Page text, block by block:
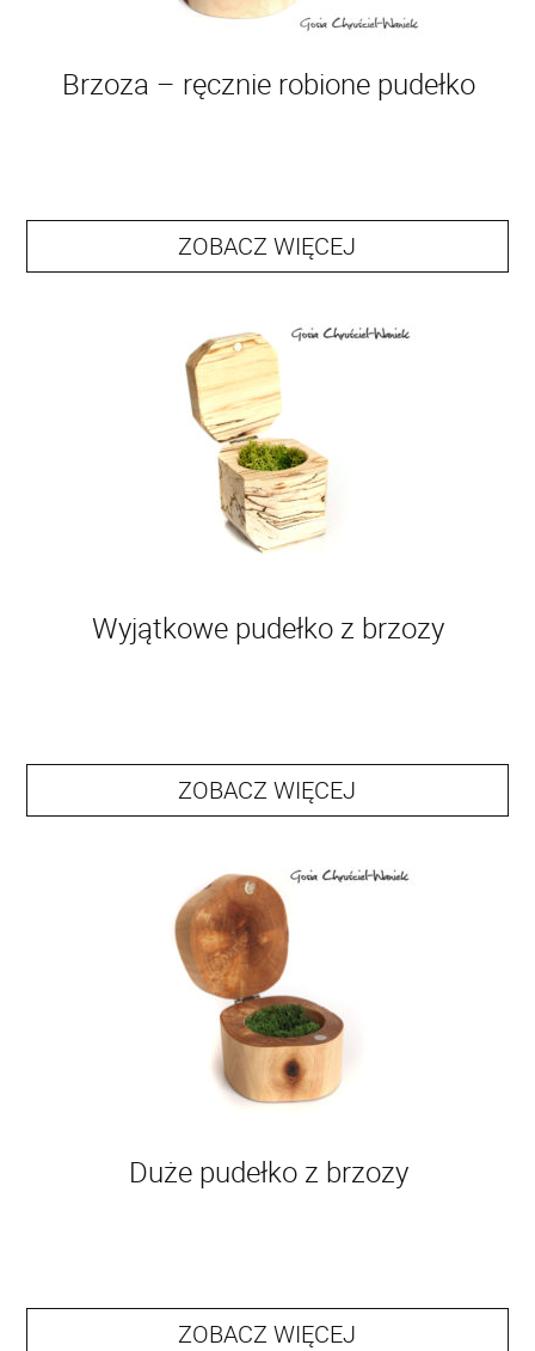
Brzoza – ręcznie robione pudełko
ZOBACZ WIĘCEJ
Wyjątkowe pudełko z brzozy
ZOBACZ WIĘCEJ
Duże pudełko z brzozy
ZOBACZ WIĘCEJ